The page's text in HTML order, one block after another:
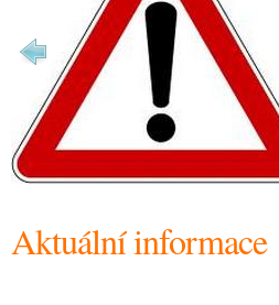
Aktuální informace